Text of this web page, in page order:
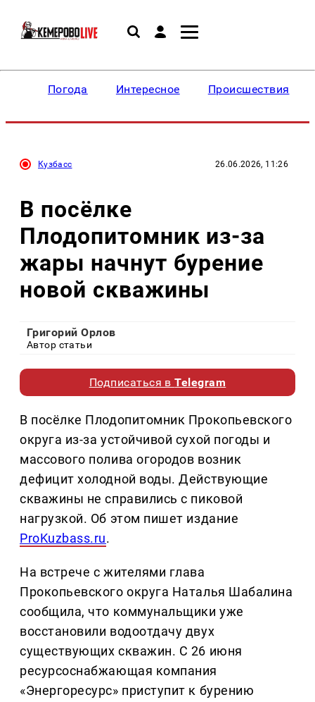
Погода Интересное Происшествия
Кузбасс 26.06.2026, 11:26
В посёлке
Плодопитомник из-за
жары начнут бурение
новой скважины
Григорий Орлов
Автор статьи
Подписаться вTelegram
В посёлке Плодопитомник Прокопьевского
округа из-за устойчивой сухой погоды и
массового полива огородов возник
дефицит холодной воды. Действующие
скважины не справились с пиковой
нагрузкой. Об этом пишет издание
ProKuzbass.ru.
На встрече с жителями глава
Прокопьевского округа Наталья Шабалина
сообщила, что коммунальщики уже
восстановили водоотдачу двух
существующих скважин. С 26 июня
ресурсоснабжающая компания
«Энергоресурс» приступит к бурению